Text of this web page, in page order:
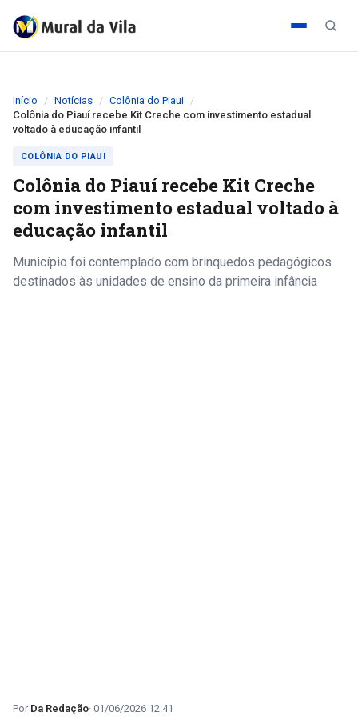
Início Notícias
Colônia do Piaui
Colônia do Piauí recebe Kit Creche com investimento estadual
voltado à educação infantil
COLÔNIA DO PIAUI
Colônia do Piauí recebe Kit Creche
com investimento estadual voltado à
educação infantil
Município foi contemplado com brinquedos pedagógicos
destinados às unidades de ensino da primeira infância
Da Redação 01/06/2026 12:41